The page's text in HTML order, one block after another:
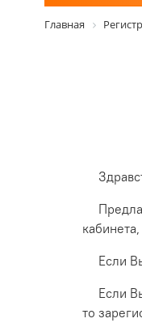
Главная
Если
Если
то